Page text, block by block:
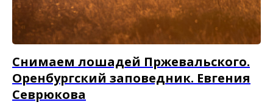
Снимаем лошадей Пржевальского.
Оренбургский заповедник. Евгения
Севрюкова